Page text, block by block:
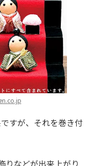
すが、それを巻き付
りなどが出来上がり